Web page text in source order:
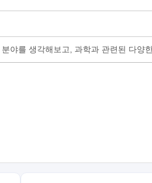
야를 생각해보고, 과학과 관련된 다양